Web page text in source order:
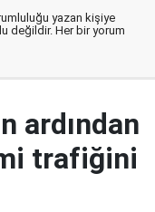
yazan kişiye
değildir. Her bir yorum
ardından
trafiğini